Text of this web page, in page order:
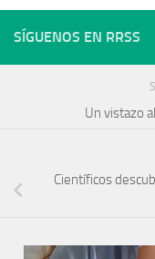
SÍGUENOS EN RRSS
Un vistazo
Científicos